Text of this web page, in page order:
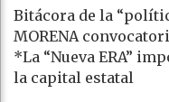
Bitácora de la
MORENA
*La “Nueva ERA”
la capital estatal